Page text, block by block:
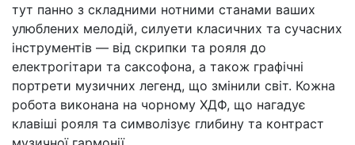
тут панно з складними нотними станами ваших
улюблених мелодій, силуети класичних та сучасних
інструментів — від скрипки та рояля до
електрогітари та саксофона, а також графічні
портрети музичних легенд, що змінили світ. Кожна
робота виконана на чорному ХДФ, що нагадує
клавіші рояля та символізує глибину та контраст